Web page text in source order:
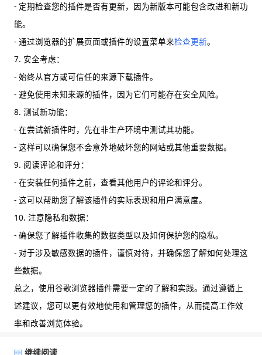
- 定期检查您的插件是否有更新，因为新版本可能包含改进和新功
能。
- 通过浏览器的扩展页面或插件的设置菜单来检查更新。
7. 安全考虑：
- 始终从官方或可信任的来源下载插件。
- 避免使用未知来源的插件，因为它们可能存在安全风险。
8. 测试新功能：
- 在尝试新插件时，先在非生产环境中测试其功能。
- 这样可以确保您不会意外地破坏您的网站或其他重要数据。
9. 阅读评论和评分：
- 在安装任何插件之前，查看其他用户的评论和评分。
- 这可以帮助您了解该插件的实际表现和用户满意度。
10. 注意隐私和数据：
- 确保您了解插件收集的数据类型以及如何保护您的隐私。
- 对于涉及敏感数据的插件，谨慎对待，并确保您了解如何处理这
些数据。
总之，使用谷歌浏览器插件需要一定的了解和实践。通过遵循上
述建议，您可以更有效地使用和管理您的插件，从而提高工作效
率和改善浏览体验。
继续阅读